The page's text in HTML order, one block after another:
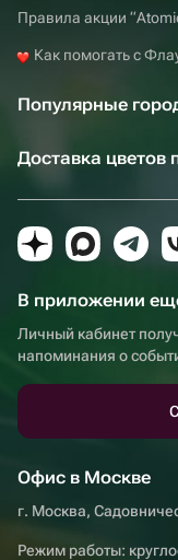
Правила акции
Как помогать с
Популярные
Доставка цветов
В приложении
Личный кабинет
напоминания о
Офис в Москве
г. Москва,
Режим работы: